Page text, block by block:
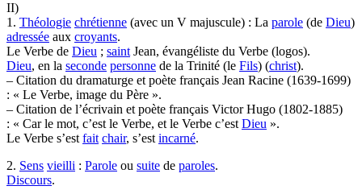
II)
1. Théologie chrétienne (avec un V majuscule) : La parole (de Dieu)
adressée aux croyants.
Le Verbe de Dieu ; saint Jean, évangéliste du Verbe (logos).
Dieu, en la seconde personne de la Trinité (le Fils) (christ).
– Citation du dramaturge et poète français Jean Racine (1639-1699)
: « Le Verbe, image du Père ».
– Citation de l’écrivain et poète français Victor Hugo (1802-1885)
: « Car le mot, c’est le Verbe, et le Verbe c’est Dieu ».
Le Verbe s’est fait chair, s’est incarné.
2. Sens vieilli : Parole ou suite de paroles.
Discours.